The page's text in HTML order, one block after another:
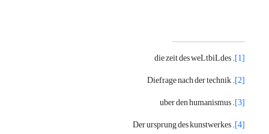
[1]
. die zeit des weLtbiLdes
[2]
. Diefrage nach der technik
[3]
. uber den humanismus
[4]
. Der ursprung des kunstwerkes